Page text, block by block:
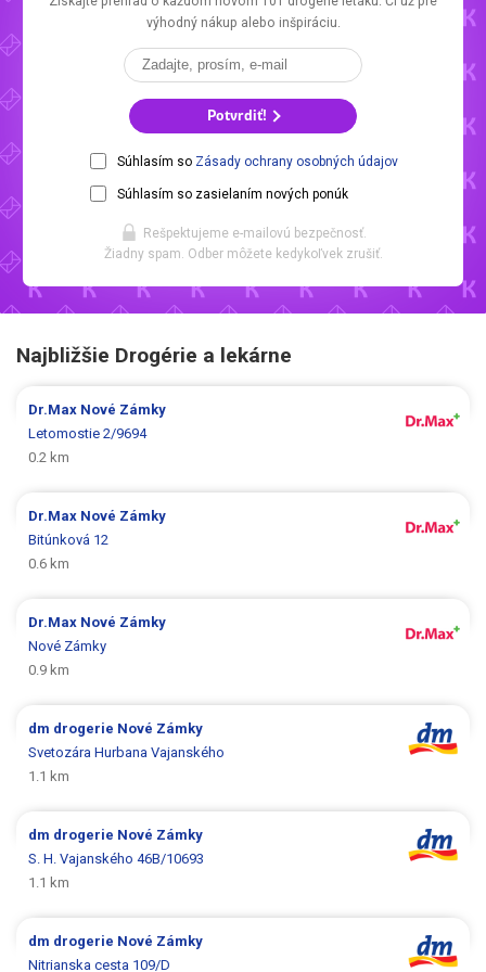
výhodný nákup alebo inšpiráciu.
Potvrdiť!
Súhlasím so Zásady ochrany osobných údajov
Súhlasím so zasielaním nových ponúk
Rešpektujeme e-mailovú bezpečnosť.
Žiadny spam. Odber môžete kedykoľvek zrušiť.
Najbližšie Drogérie a lekárne
Dr.Max Nové Zámky
Letomostie 2/9694
0.2 km
Dr.Max Nové Zámky
Bitúnková 12
0.6 km
Dr.Max Nové Zámky
Nové Zámky
0.9 km
dm drogerie Nové Zámky
Svetozára Hurbana Vajanského
1.1 km
dm drogerie Nové Zámky
S. H. Vajanského 46B/10693
1.1 km
dm drogerie Nové Zámky
Nitrianska cesta 109/D